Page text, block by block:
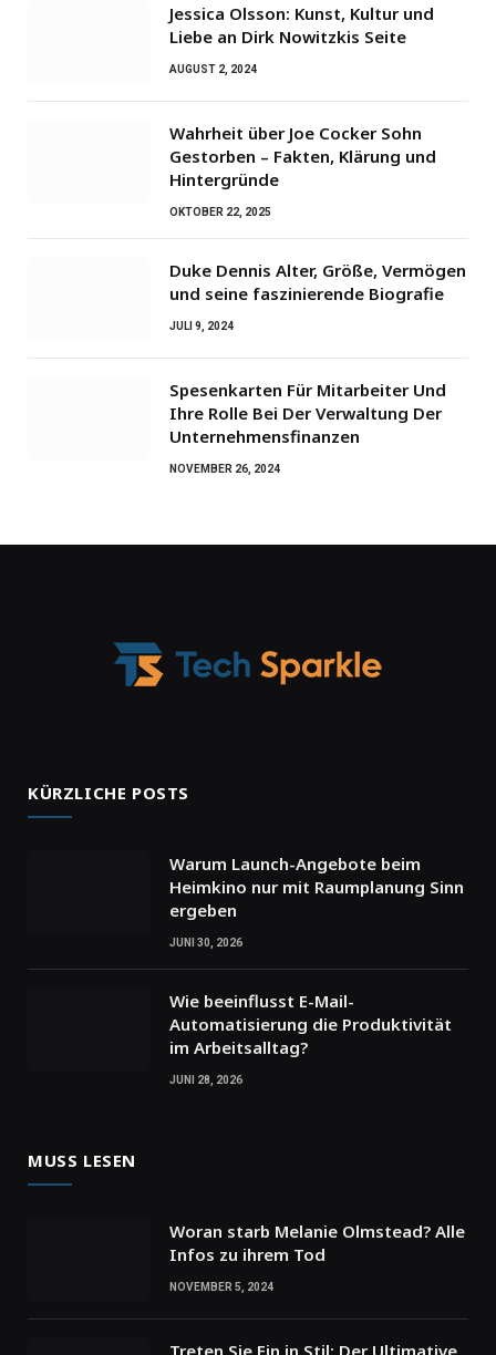
Jessica Olsson: Kunst, Kultur und
Liebe an Dirk Nowitzkis Seite
AUGUST 2, 2024
Wahrheit über Joe Cocker Sohn
Gestorben – Fakten, Klärung und
Hintergründe
OKTOBER 22, 2025
Duke Dennis Alter, Größe, Vermögen
und seine faszinierende Biografie
JULI 9, 2024
Spesenkarten Für Mitarbeiter Und
Ihre Rolle Bei Der Verwaltung Der
Unternehmensfinanzen
NOVEMBER 26, 2024
KÜRZLICHE POSTS
Warum Launch-Angebote beim
Heimkino nur mit Raumplanung Sinn
ergeben
JUNI 30, 2026
Wie beeinflusst E-Mail-
Automatisierung die Produktivität
im Arbeitsalltag?
JUNI 28, 2026
MUSS LESEN
Woran starb Melanie Olmstead? Alle
Infos zu ihrem Tod
NOVEMBER 5, 2024
Treten Sie Ein in Stil: Der Ultimative